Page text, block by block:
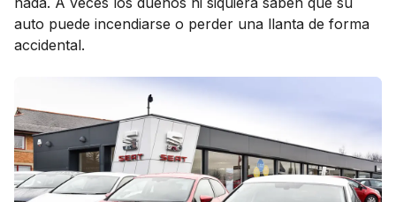
auto puede incendiarse o perder una llanta de forma
accidental.